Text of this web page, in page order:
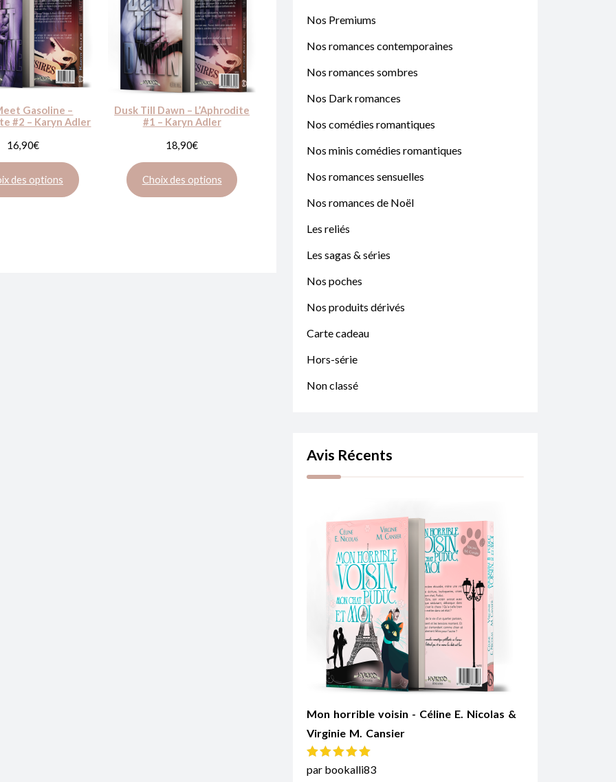
Gasoline –
#2 – Karyn Adler
16,90€
des options
Dusk Till Dawn – L’Aphrodite
#1 – Karyn Adler
18,90€
Choix des options
Nos Premiums
Nos romances contemporaines
Nos romances sombres
Nos Dark romances
Nos comédies romantiques
Nos minis comédies romantiques
Nos romances sensuelles
Nos romances de Noël
Les reliés
Les sagas & séries
Nos poches
Nos produits dérivés
Carte cadeau
Hors-série
Non classé
Avis Récents
Mon horrible voisin - Céline E. Nicolas &
Virginie M. Cansier
Note5sur 5
par bookalli83